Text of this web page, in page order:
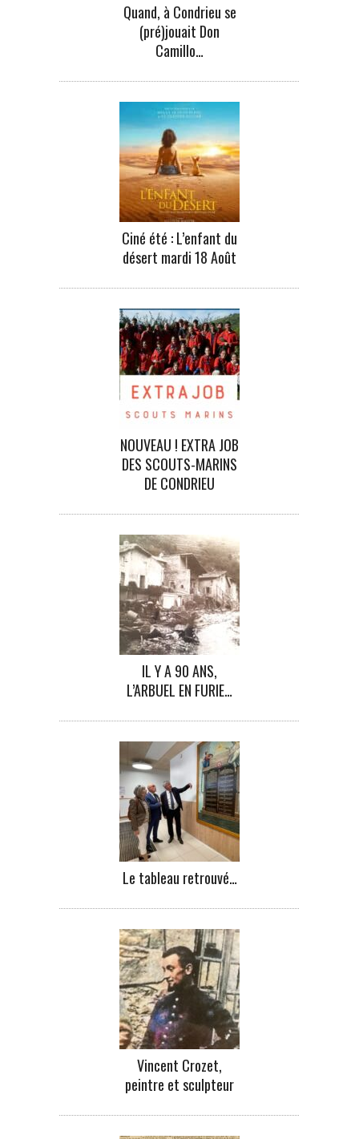
Quand, à Condrieu se
(pré)jouait Don
Camillo…
Ciné été : L’enfant du
désert mardi 18 Août
NOUVEAU ! EXTRA JOB
DES SCOUTS-MARINS
DE CONDRIEU
IL Y A 90 ANS,
L’ARBUEL EN FURIE…
Le tableau retrouvé…
Vincent Crozet,
peintre et sculpteur